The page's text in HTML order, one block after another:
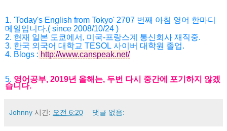
1. 'Today's English from Tokyo' 2707 번째 아침 영어 한마디
메일입니다.( since 2008/10/24 )
2. 현재 일본 도쿄에서 , 미국-프랑스계 통신회사 재직중.
3. 한국 외국어 대학교 TESOL 사이버 대학원 졸업.
4. Blogs : http://www.canspeak.net/
5. 영어공부, 2019년 올해는, 두번 다시 중간에 포기하지 않겠
습니다.
Johnny 시간: 오전 6:20 댓글 없음: